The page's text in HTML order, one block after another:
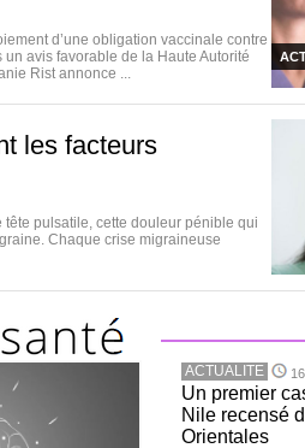
d’une obligation vaccinale contre
avis favorable de la Haute Autorité
Rist annonce ...
les facteurs
pulsatile, cette douleur pénible qui
Chaque crise migraineuse
ACTUALITE
Un premier
Nile recensé
Orientales